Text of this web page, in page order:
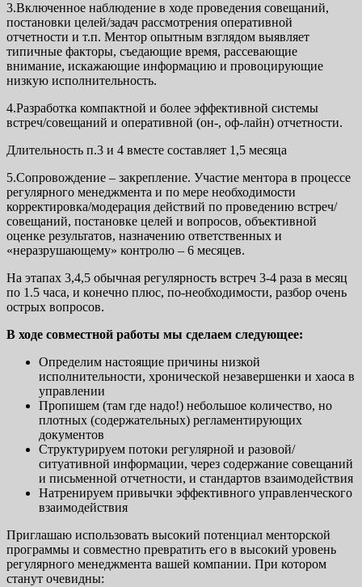
3.Включенное наблюдение в ходе проведения совещаний,
постановки целей/задач рассмотрения оперативной
отчетности и т.п. Ментор опытным взглядом выявляет
типичные факторы, съедающие время, рассевающие
внимание, искажающие информацию и провоцирующие
низкую исполнительность.
4.Разработка компактной и более эффективной системы
встреч/совещаний и оперативной (он-, оф-лайн) отчетности.
Длительность п.3 и 4 вместе составляет 1,5 месяца
5.Сопровождение – закрепление. Участие ментора в процессе
регулярного менеджмента и по мере необходимости
корректировка/модерация действий по проведению встреч/
совещаний, постановке целей и вопросов, объективной
оценке результатов, назначению ответственных и
«неразрушающему» контролю – 6 месяцев.
На этапах 3,4,5 обычная регулярность встреч 3-4 раза в месяц
по 1.5 часа, и конечно плюс, по-необходимости, разбор очень
острых вопросов.
В ходе совместной работы мы сделаем следующее:
Определим настоящие причины низкой
исполнительности, хронической незавершенки и хаоса в
управлении
Пропишем (там где надо!) небольшое количество, но
плотных (содержательных) регламентирующих
документов
Структурируем потоки регулярной и разовой/
ситуативной информации, через содержание совещаний
и письменной отчетности, и стандартов взаимодействия
Натренируем привычки эффективного управленческого
взаимодействия
Приглашаю использовать высокий потенциал менторской
программы и совместно превратить его в высокий уровень
регулярного менеджмента вашей компании. При котором
станут очевидны: